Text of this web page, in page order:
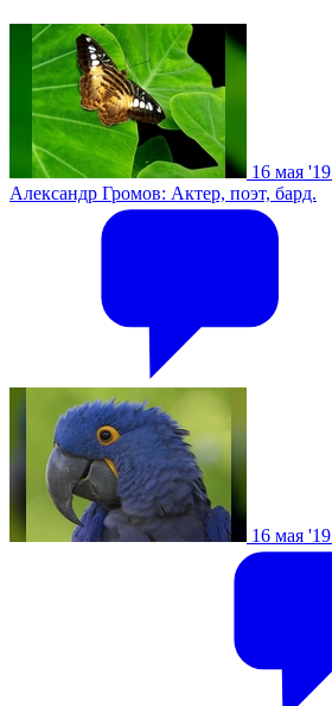
16 мая '19
Александр Громов: Актер, поэт, бард.
16 мая '19